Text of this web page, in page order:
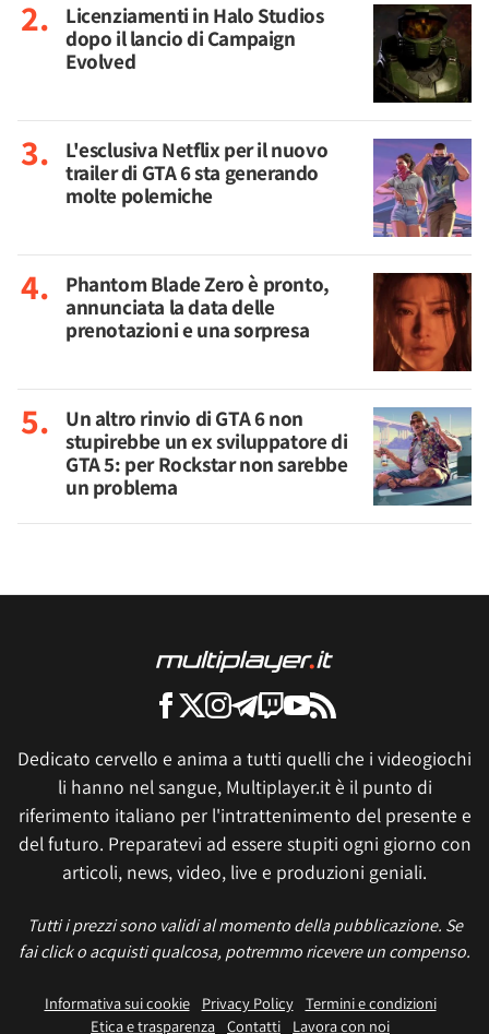
Licenziamenti in Halo Studios
dopo il lancio di Campaign
Evolved
L'esclusiva Netflix per il nuovo
trailer di GTA 6 sta generando
molte polemiche
Phantom Blade Zero è pronto,
annunciata la data delle
prenotazioni e una sorpresa
Un altro rinvio di GTA 6 non
stupirebbe un ex sviluppatore di
GTA 5: per Rockstar non sarebbe
un problema
Dedicato cervello e anima a tutti quelli che i videogiochi
li hanno nel sangue, Multiplayer.it è il punto di
riferimento italiano per l'intrattenimento del presente e
del futuro. Preparatevi ad essere stupiti ogni giorno con
articoli, news, video, live e produzioni geniali.
Tutti i prezzi sono validi al momento della pubblicazione. Se
fai click o acquisti qualcosa, potremmo ricevere un compenso.
Informativa sui cookie Privacy Policy
Termini e condizioni
Etica e trasparenza Contatti Lavora con noi